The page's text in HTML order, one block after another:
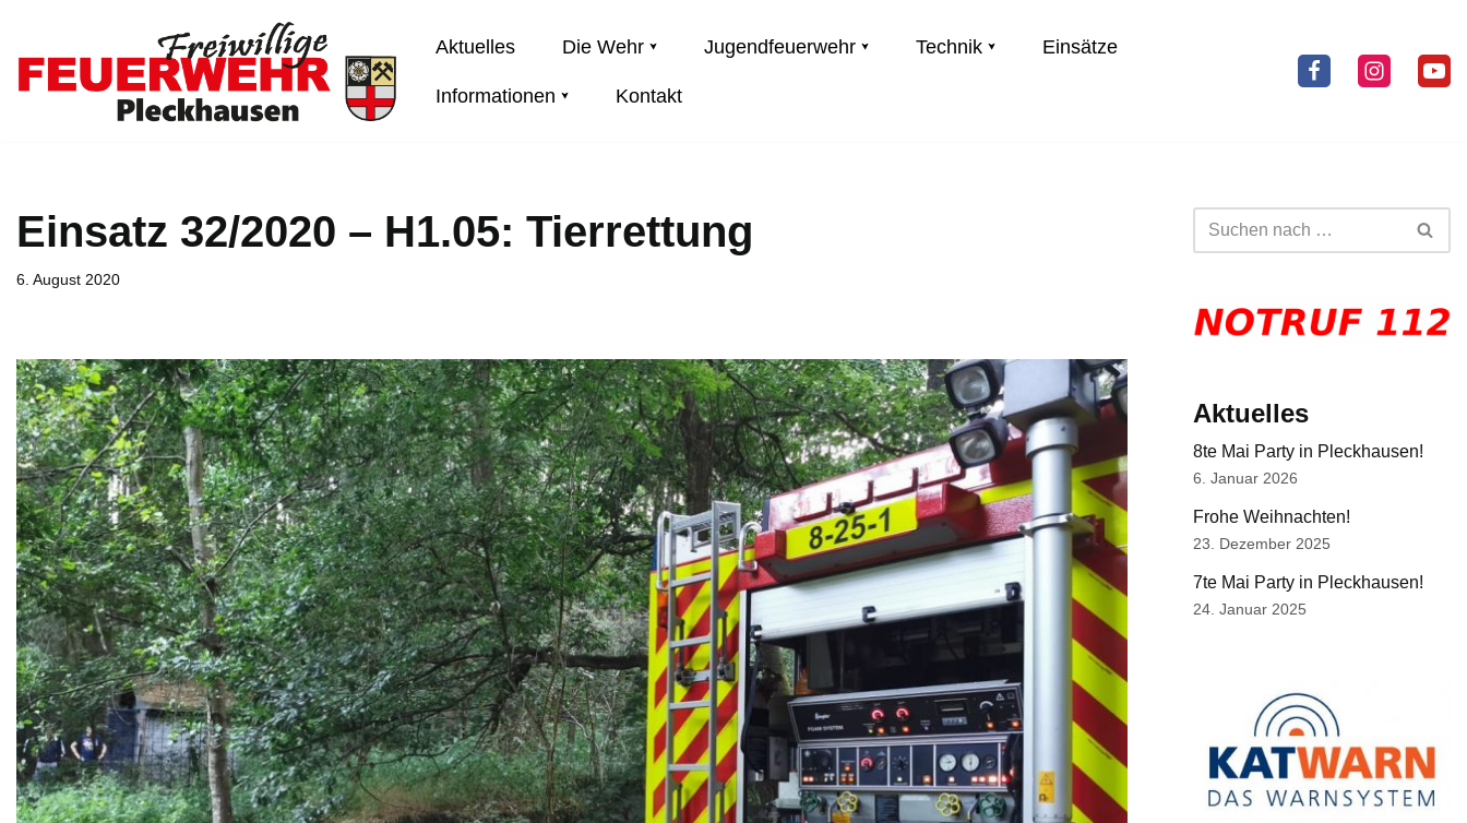
Zum
Inhalt
Aktuelles Die Wehr Jugendfeuerwehr Technik Einsätze
Informationen Kontakt
Einsatz 32/2020 – H1.05: Tierrettung
6. August 2020
Aktuelles
8te Mai Party in Pleckhausen!
6. Januar 2026
Frohe Weihnachten!
23. Dezember 2025
7te Mai Party in Pleckhausen!
24. Januar 2025